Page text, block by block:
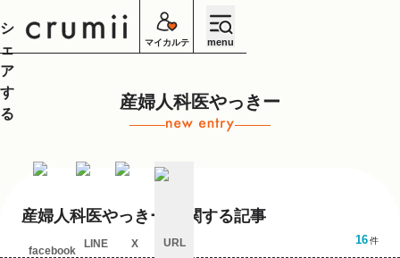
マイカルテ menu
産婦人科医やっきー
産婦人科医やっきー に関する記事
16件
シ
ェ
ア
す
る
facebook
LINE X URL